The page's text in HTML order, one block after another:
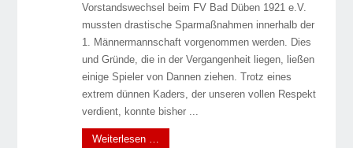
Vorstandswechsel beim FV Bad Düben 1921 e.V.
mussten drastische Sparmaßnahmen innerhalb der
1. Männermannschaft vorgenommen werden. Dies
und Gründe, die in der Vergangenheit liegen, ließen
einige Spieler von Dannen ziehen. Trotz eines
extrem dünnen Kaders, der unseren vollen Respekt
verdient, konnte bisher ...
Weiterlesen …